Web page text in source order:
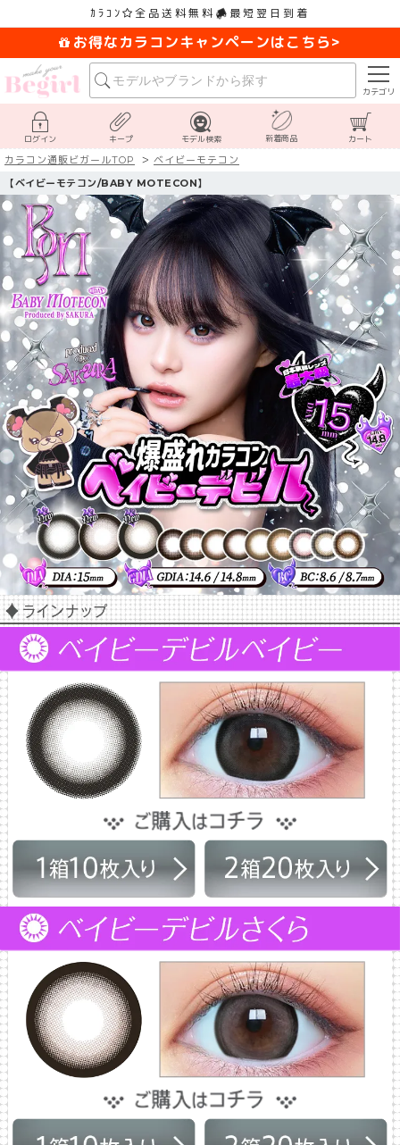
ｶﾗｺﾝ 全品送料無料 最短翌日到着
お得なカラコンキャンペーンはこちら>
カテゴリ
ログイン キープ モデル検索 新着商品 カート
カラコン通販ビガールTOP
ベイビーモテコン
【ベイビーモテコン/BABY MOTECON】